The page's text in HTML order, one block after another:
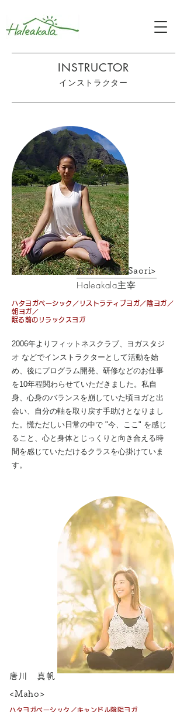
INSTRUCTOR
​インストラクター
杉本 沙織<Saori>
Haleakala主宰
ハタヨガベーシック／リストラティブヨガ／陰ヨガ／
朝ヨガ／
​眠る前のリラックスヨガ
2006年よりフィットネスクラブ、ヨガスタジ
オ などでインストラクターとして活動を始
め、後にプログラム開発、研修などのお仕事
を10年程関わらせていただきました。 私自
身、心身のバランスを崩していた頃ヨガと出
会い、自分の軸を取り戻す手助けとなりまし
た。慌ただしい日常の中で "今、ここ" を感じ
ること、心と身体とじっくりと向き合える時
間を感じていただけるクラスを心掛けていま
す。
唐川 真帆
<Maho>
ハタヨガベーシック／キャンドル陰陽ヨガ